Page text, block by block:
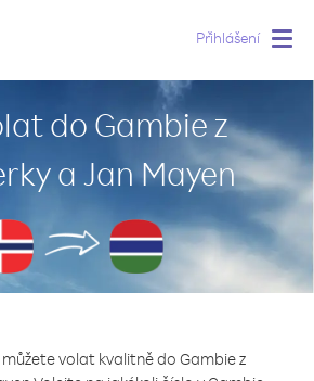
Přihlášení
do Gambie z
a Jan Mayen
volat kvalitně do Gambie z